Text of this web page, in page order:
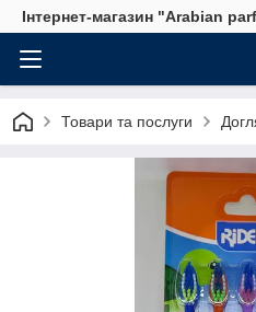
Інтернет-магазин "Arabian
Товари та послуги